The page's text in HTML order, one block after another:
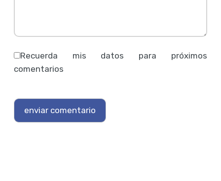
Recuerda mis datos para próximos
comentarios